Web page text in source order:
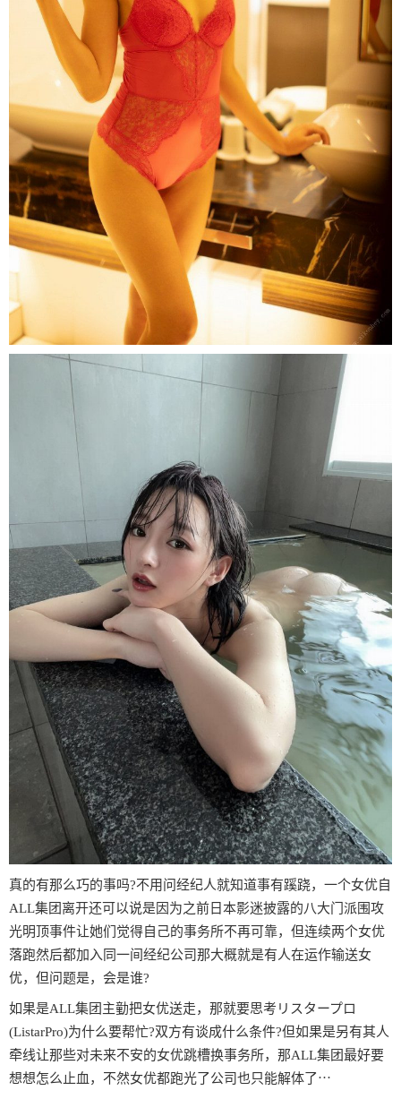
真的有那么巧的事吗?不用问经纪人就知道事有蹊跷，一个女优自
ALL集团离开还可以说是因为之前日本影迷披露的八大门派围攻
光明顶事件让她们觉得自己的事务所不再可靠，但连续两个女优
落跑然后都加入同一间经纪公司那大概就是有人在运作输送女
优，但问题是，会是谁?
如果是ALL集团主勭把女优送走，那就要思考リスタープロ
(ListarPro)为什么要帮忙?双方有谈成什么条件?但如果是另有其人
牵线让那些对未来不安的女优跳槽换事务所，那ALL集团最好要
想想怎么止血，不然女优都跑光了公司也只能解体了⋯